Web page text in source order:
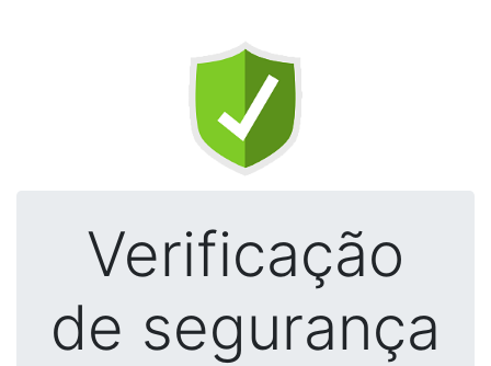
Verificação
de segurança